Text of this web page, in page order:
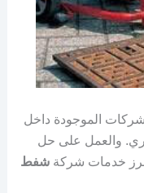
الموجودة داخل
والعمل على حل
خدمات شركة شفط